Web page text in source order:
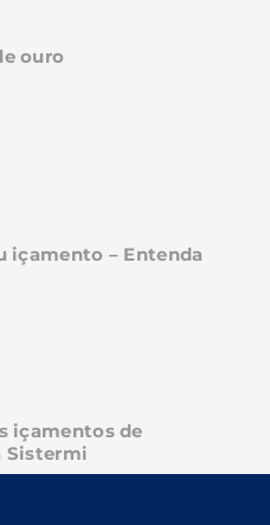
ouro
içamento – Entenda
içamentos de
Sistermi